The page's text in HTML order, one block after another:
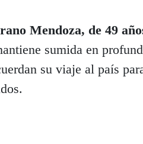
Mendoza, de 49
sumida en
su viaje al país